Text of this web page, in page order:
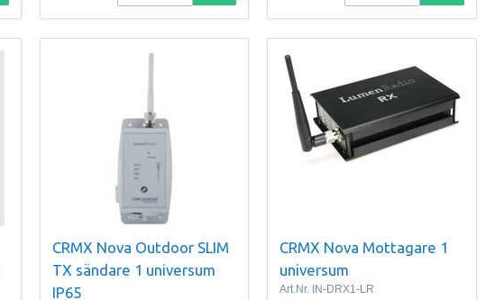
CRMX Nova Outdoor SLIM
TX sändare 1 universum
IP65
CRMX Nova Mottagare 1
universum
Art.Nr. IN-DRX1-LR